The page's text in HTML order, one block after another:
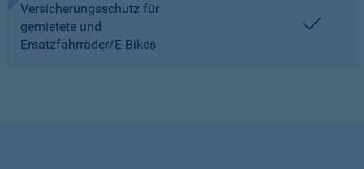
Versicherungsschutz für
gemietete und
Ersatzfahrräder/E-Bikes